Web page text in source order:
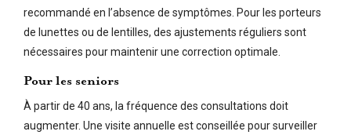
recommandé en l’absence de symptômes. Pour les porteurs
de lunettes ou de lentilles, des ajustements réguliers sont
nécessaires pour maintenir une correction optimale.
Pour les seniors
À partir de 40 ans, la fréquence des consultations doit
augmenter. Une visite annuelle est conseillée pour surveiller